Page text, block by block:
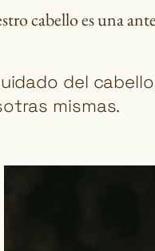
cabello es una
del
mismas.